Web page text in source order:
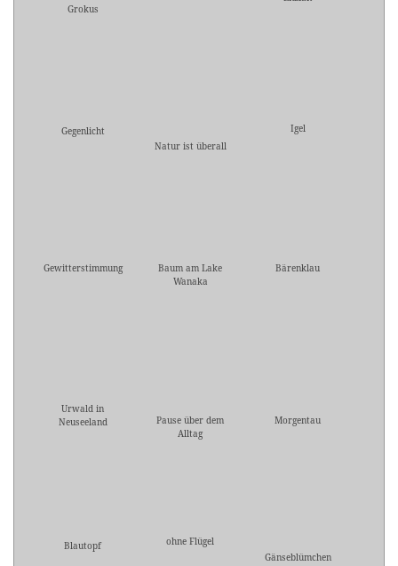
Grokus
Gegenlicht
Natur ist überall
Igel
Gewitterstimmung
Baum am Lake
Wanaka
Bärenklau
Urwald in
Neuseeland
Pause über dem
Alltag
Morgentau
Blautopf
ohne Flügel
Gänseblümchen